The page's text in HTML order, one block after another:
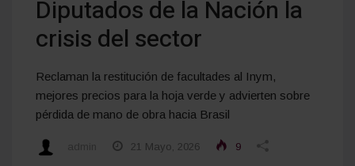
Diputados de la Nación la
crisis del sector
Reclaman la restitución de facultades al Inym,
mejores precios para la hoja verde y advierten sobre
pérdida de mano de obra hacia Brasil
21 Mayo, 2026 9